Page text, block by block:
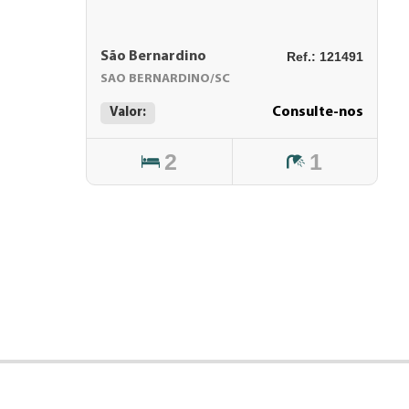
São Bernardino Ref.: 121491
SAO BERNARDINO/SC
Valor: Consulte-nos
2 1